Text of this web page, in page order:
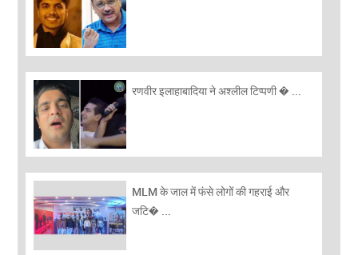
रणवीर इलाहाबादिया ने अश्लील टिप्पणी � ...
MLM के जाल में फंसे लोगों की गहराई और
जटि� ...